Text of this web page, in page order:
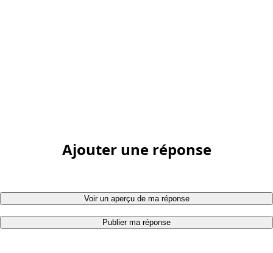
Ajouter une réponse
Voir un aperçu de ma réponse
Publier ma réponse